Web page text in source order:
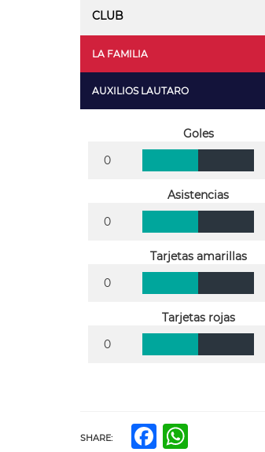
CLUB
LA FAMILIA
AUXILIOS LAUTARO
Goles
0
Asistencias
0
Tarjetas amarillas
0
Tarjetas rojas
0
SHARE: Facebook